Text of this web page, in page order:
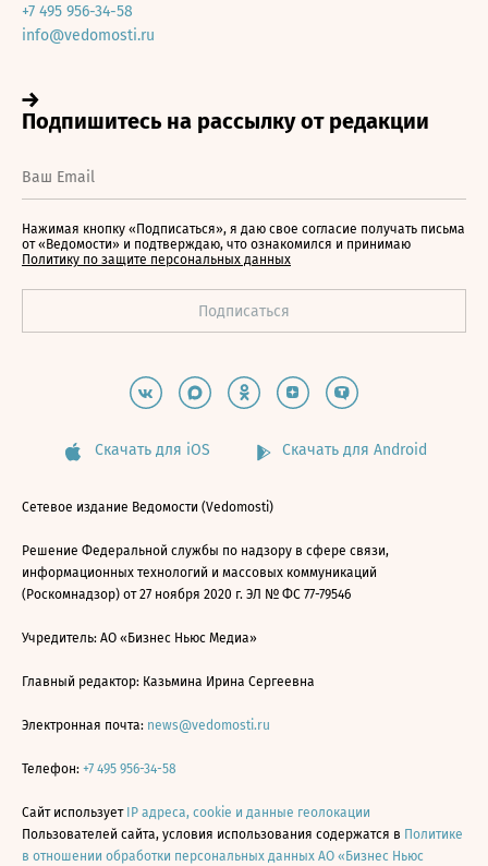
+7 495 956-34-58
info@vedomosti.ru
Нажимая кнопку «Подписаться», я даю свое согласие получать письма
от «Ведомости» и подтверждаю, что ознакомился и принимаю
Политику по защите персональных данных
Скачать для iOS Скачать для Android
Сетевое издание Ведомости (Vedomosti)
Решение Федеральной службы по надзору в сфере связи,
информационных технологий и массовых коммуникаций
(Роскомнадзор) от 27 ноября 2020 г. ЭЛ № ФС 77-79546
Учредитель: АО «Бизнес Ньюс Медиа»
Главный редактор: Казьмина Ирина Сергеевна
Электронная почта: news@vedomosti.ru
Телефон: +7 495 956-34-58
Сайт использует IP адреса, cookie и данные геолокации
Пользователей сайта, условия использования содержатся в Политике
в отношении обработки персональных данных АО «Бизнес Ньюс